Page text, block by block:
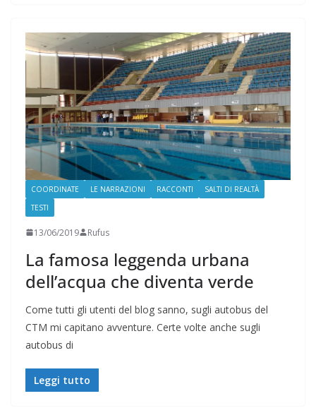
COORDINATE LE NARRAZIONI RACCONTI
SALTI DI REALTÀ
TESTI
13/06/2019 Rufus
La famosa leggenda urbana
dell’acqua che diventa verde
Come tutti gli utenti del blog sanno, sugli autobus del
CTM mi capitano avventure. Certe volte anche sugli
autobus di
Leggi tutto